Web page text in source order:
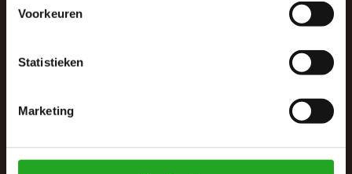
Voorkeuren
Statistieken
Marketing
5625 AG Eindhoven